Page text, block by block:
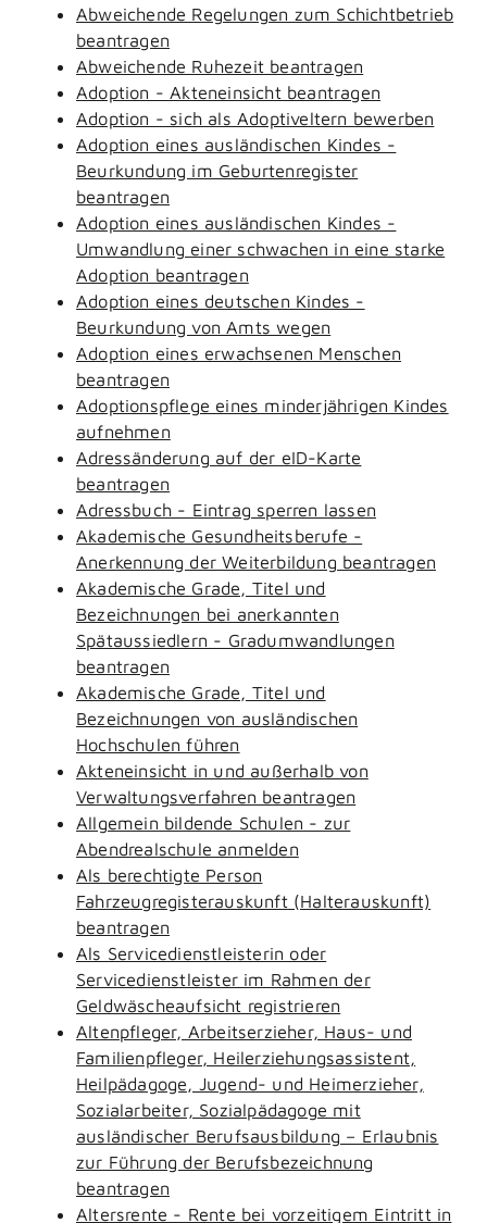
Abweichende Regelungen zum Schichtbetrieb
beantragen
Abweichende Ruhezeit beantragen
Adoption - Akteneinsicht beantragen
Adoption - sich als Adoptiveltern bewerben
Adoption eines ausländischen Kindes -
Beurkundung im Geburtenregister
beantragen
Adoption eines ausländischen Kindes -
Umwandlung einer schwachen in eine starke
Adoption beantragen
Adoption eines deutschen Kindes -
Beurkundung von Amts wegen
Adoption eines erwachsenen Menschen
beantragen
Adoptionspflege eines minderjährigen Kindes
aufnehmen
Adressänderung auf der eID-Karte
beantragen
Adressbuch - Eintrag sperren lassen
Akademische Gesundheitsberufe -
Anerkennung der Weiterbildung beantragen
Akademische Grade, Titel und
Bezeichnungen bei anerkannten
Spätaussiedlern - Gradumwandlungen
beantragen
Akademische Grade, Titel und
Bezeichnungen von ausländischen
Hochschulen führen
Akteneinsicht in und außerhalb von
Verwaltungsverfahren beantragen
Allgemein bildende Schulen - zur
Abendrealschule anmelden
Als berechtigte Person
Fahrzeugregisterauskunft (Halterauskunft)
beantragen
Als Servicedienstleisterin oder
Servicedienstleister im Rahmen der
Geldwäscheaufsicht registrieren
Altenpfleger, Arbeitserzieher, Haus- und
Familienpfleger, Heilerziehungsassistent,
Heilpädagoge, Jugend- und Heimerzieher,
Sozialarbeiter, Sozialpädagoge mit
ausländischer Berufsausbildung – Erlaubnis
zur Führung der Berufsbezeichnung
beantragen
Altersrente - Rente bei vorzeitigem Eintritt in